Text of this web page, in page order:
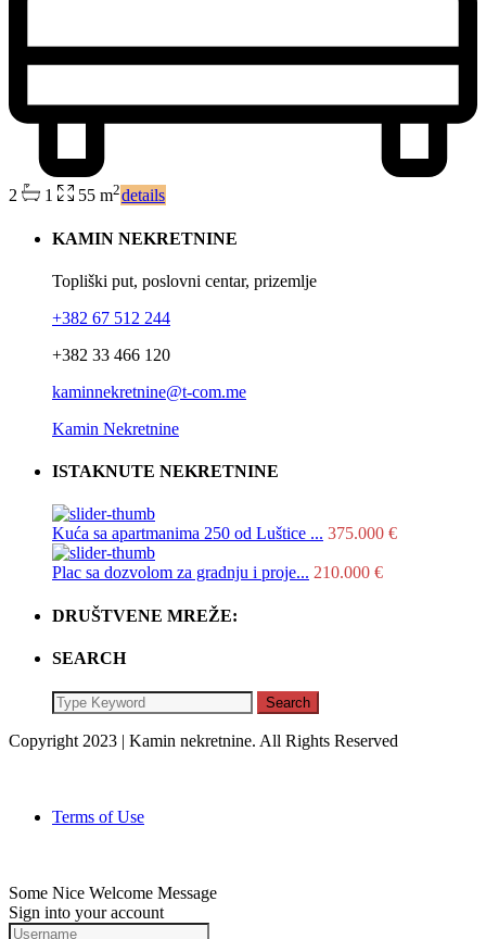
2 1 55 m2details
KAMIN NEKRETNINE
Topliški put, poslovni centar, prizemlje
+382 67 512 244
+382 33 466 120
kaminnekretnine@t-com.me
Kamin Nekretnine
ISTAKNUTE NEKRETNINE
Kuća sa apartmanima 250 od Luštice ... 375.000 €
Plac sa dozvolom za gradnju i proje... 210.000 €
DRUŠTVENE MREŽE:
SEARCH
Search
Copyright 2023 | Kamin nekretnine. All Rights Reserved
Terms of Use
Some Nice Welcome Message
Sign into your account